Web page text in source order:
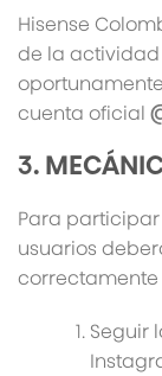
Hisense
de la
cuenta oficial
3.
Para
usuarios
correctamente
Seguir